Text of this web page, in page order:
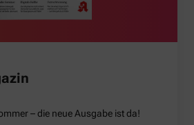
– die neue Ausgabe ist da!